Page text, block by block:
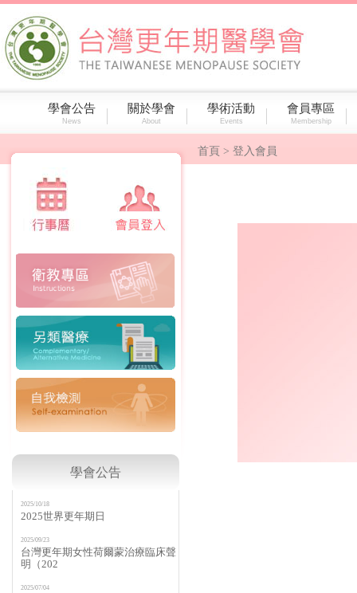
學會公告
News
關於學會
About
學術活動
Events
會員專區
Membership
學會公告
2025/10/18
2025世界更年期日
2025/09/23
台灣更年期女性荷爾蒙治療臨床聲
明（202
2025/07/04
首頁 > 登入會員